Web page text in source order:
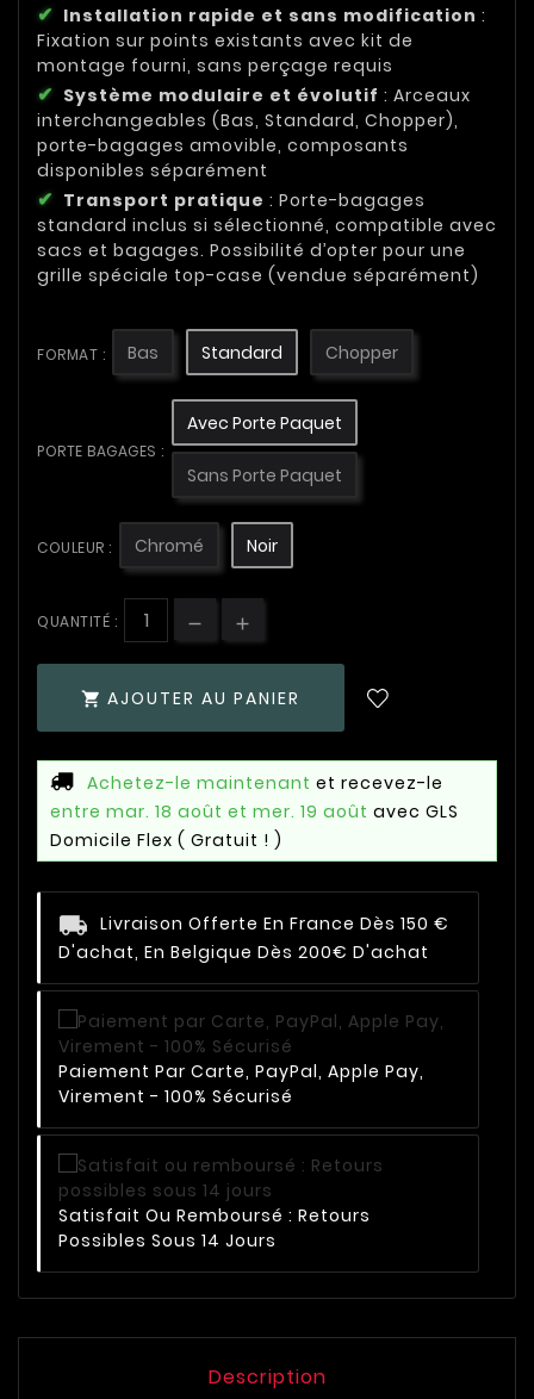
Installation rapide et sans modification :
Fixation sur points existants avec kit de
montage fourni, sans perçage requis
Système modulaire et évolutif : Arceaux
interchangeables (Bas, Standard, Chopper),
porte-bagages amovible, composants
disponibles séparément
Transport pratique : Porte-bagages
standard inclus si sélectionné, compatible avec
sacs et bagages. Possibilité d’opter pour une
grille spéciale top-case (vendue séparément)
FORMAT : Bas Standard Chopper
PORTE BAGAGES :
Avec Porte Paquet
Sans Porte Paquet
COULEUR : Chromé Noir
QUANTITÉ :
 AJOUTER AU PANIER
Achetez-le maintenant et recevez-le
entre mar. 18 août et mer. 19 août avec GLS
Domicile Flex ( Gratuit ! )
Livraison Offerte En France Dès 150 €
D'achat, En Belgique Dès 200€ D'achat
Paiement Par Carte, PayPal, Apple Pay,
Virement - 100% Sécurisé
Satisfait Ou Remboursé : Retours
Possibles Sous 14 Jours
Description